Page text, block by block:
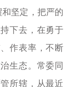
和坚定，把严的
下去，在勇于
作表率，不断
生态。常委同
所辖，从最近